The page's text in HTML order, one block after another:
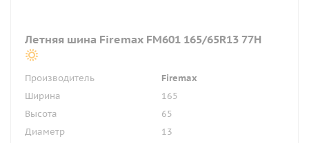
Летняя шина Firemax FM601 165/65R13 77H
Производитель
Firemax
Ширина
165
Высота
65
Диаметр
13